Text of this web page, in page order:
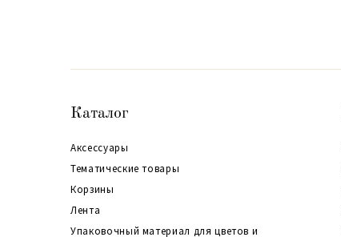
Каталог
Аксессуары
Тематические товары
Корзины
Лента
Упаковочный материал для цветов и